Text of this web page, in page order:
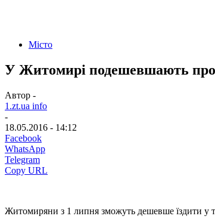
Місто
У Житомирі подешевшають
Автор -
1.zt.ua info
-
18.05.2016 - 14:12
Facebook
WhatsApp
Telegram
Copy URL
Житомиряни з 1 липня зможуть дешевше їздити у